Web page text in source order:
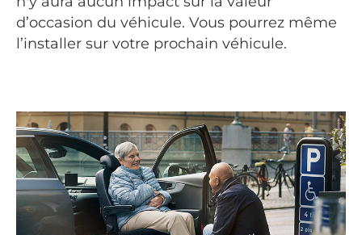
d’occasion du véhicule. Vous pourrez même
l’installer sur votre prochain véhicule.